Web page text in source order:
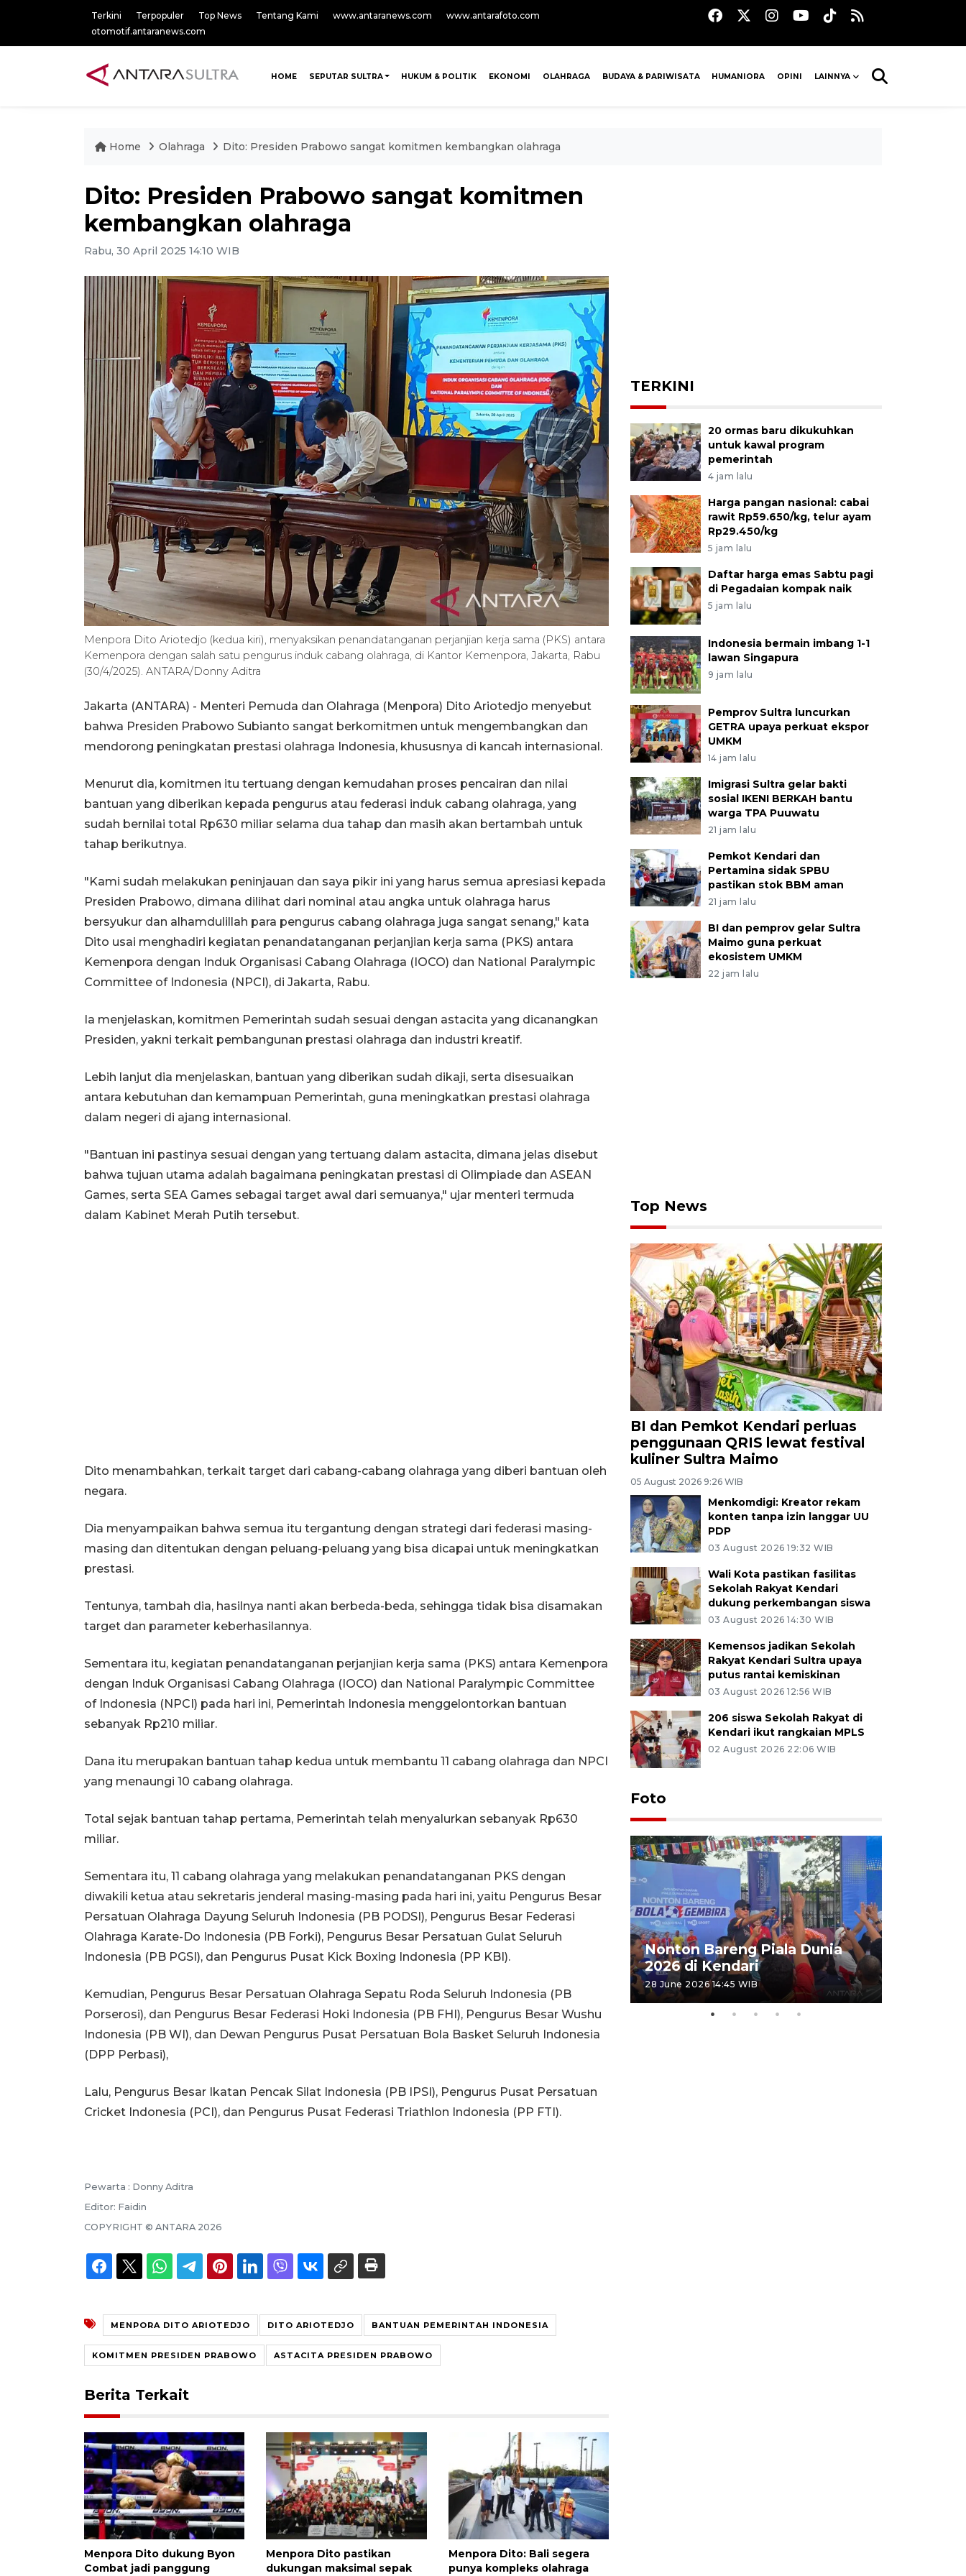
Terkini Terpopuler Top News Tentang Kami www.antaranews.com
www.antarafoto.com
otomotif.antaranews.com
HOME SEPUTAR SULTRA HUKUM & POLITIK EKONOMI OLAHRAGA BUDAYA & PARIWISATA HUMANIORA OPINI LAINNYA
Home Olahraga Dito: Presiden Prabowo sangat komitmen kembangkan olahraga
Dito: Presiden Prabowo sangat komitmen
kembangkan olahraga
Rabu, 30 April 2025 14:10 WIB
Menpora Dito Ariotedjo (kedua kiri), menyaksikan penandatanganan perjanjian kerja sama (PKS) antara
Kemenpora dengan salah satu pengurus induk cabang olahraga, di Kantor Kemenpora, Jakarta, Rabu
(30/4/2025). ANTARA/Donny Aditra
Jakarta (ANTARA) - Menteri Pemuda dan Olahraga (Menpora) Dito Ariotedjo menyebut
bahwa Presiden Prabowo Subianto sangat berkomitmen untuk mengembangkan dan
mendorong peningkatan prestasi olahraga Indonesia, khususnya di kancah internasional.
Menurut dia, komitmen itu tertuang dengan kemudahan proses pencairan dan nilai
bantuan yang diberikan kepada pengurus atau federasi induk cabang olahraga, yang
sudah bernilai total Rp630 miliar selama dua tahap dan masih akan bertambah untuk
tahap berikutnya.
"Kami sudah melakukan peninjauan dan saya pikir ini yang harus semua apresiasi kepada
Presiden Prabowo, dimana dilihat dari nominal atau angka untuk olahraga harus
bersyukur dan alhamdulillah para pengurus cabang olahraga juga sangat senang," kata
Dito usai menghadiri kegiatan penandatanganan perjanjian kerja sama (PKS) antara
Kemenpora dengan Induk Organisasi Cabang Olahraga (IOCO) dan National Paralympic
Committee of Indonesia (NPCI), di Jakarta, Rabu.
Ia menjelaskan, komitmen Pemerintah sudah sesuai dengan astacita yang dicanangkan
Presiden, yakni terkait pembangunan prestasi olahraga dan industri kreatif.
Lebih lanjut dia menjelaskan, bantuan yang diberikan sudah dikaji, serta disesuaikan
antara kebutuhan dan kemampuan Pemerintah, guna meningkatkan prestasi olahraga
dalam negeri di ajang internasional.
"Bantuan ini pastinya sesuai dengan yang tertuang dalam astacita, dimana jelas disebut
bahwa tujuan utama adalah bagaimana peningkatan prestasi di Olimpiade dan ASEAN
Games, serta SEA Games sebagai target awal dari semuanya," ujar menteri termuda
dalam Kabinet Merah Putih tersebut.
Dito menambahkan, terkait target dari cabang-cabang olahraga yang diberi bantuan oleh
negara.
Dia menyampaikan bahwa semua itu tergantung dengan strategi dari federasi masing-
masing dan ditentukan dengan peluang-peluang yang bisa dicapai untuk meningkatkan
prestasi.
Tentunya, tambah dia, hasilnya nanti akan berbeda-beda, sehingga tidak bisa disamakan
target dan parameter keberhasilannya.
Sementara itu, kegiatan penandatanganan perjanjian kerja sama (PKS) antara Kemenpora
dengan Induk Organisasi Cabang Olahraga (IOCO) dan National Paralympic Committee
of Indonesia (NPCI) pada hari ini, Pemerintah Indonesia menggelontorkan bantuan
sebanyak Rp210 miliar.
Dana itu merupakan bantuan tahap kedua untuk membantu 11 cabang olahraga dan NPCI
yang menaungi 10 cabang olahraga.
Total sejak bantuan tahap pertama, Pemerintah telah menyalurkan sebanyak Rp630
miliar.
Sementara itu, 11 cabang olahraga yang melakukan penandatanganan PKS dengan
diwakili ketua atau sekretaris jenderal masing-masing pada hari ini, yaitu Pengurus Besar
Persatuan Olahraga Dayung Seluruh Indonesia (PB PODSI), Pengurus Besar Federasi
Olahraga Karate-Do Indonesia (PB Forki), Pengurus Besar Persatuan Gulat Seluruh
Indonesia (PB PGSI), dan Pengurus Pusat Kick Boxing Indonesia (PP KBI).
Kemudian, Pengurus Besar Persatuan Olahraga Sepatu Roda Seluruh Indonesia (PB
Porserosi), dan Pengurus Besar Federasi Hoki Indonesia (PB FHI), Pengurus Besar Wushu
Indonesia (PB WI), dan Dewan Pengurus Pusat Persatuan Bola Basket Seluruh Indonesia
(DPP Perbasi),
Lalu, Pengurus Besar Ikatan Pencak Silat Indonesia (PB IPSI), Pengurus Pusat Persatuan
Cricket Indonesia (PCI), dan Pengurus Pusat Federasi Triathlon Indonesia (PP FTI).
Pewarta : Donny Aditra
Editor: Faidin
COPYRIGHT © ANTARA 2026
MENPORA DITO ARIOTEDJO DITO ARIOTEDJO BANTUAN PEMERINTAH INDONESIA
KOMITMEN PRESIDEN PRABOWO ASTACITA PRESIDEN PRABOWO
Berita Terkait
Menpora Dito dukung Byon
Combat jadi panggung
Menpora Dito pastikan
dukungan maksimal sepak
Menpora Dito: Bali segera
punya kompleks olahraga
TERKINI
20 ormas baru dikukuhkan
untuk kawal program
pemerintah
4 jam lalu
Harga pangan nasional: cabai
rawit Rp59.650/kg, telur ayam
Rp29.450/kg
5 jam lalu
Daftar harga emas Sabtu pagi
di Pegadaian kompak naik
5 jam lalu
Indonesia bermain imbang 1-1
lawan Singapura
9 jam lalu
Pemprov Sultra luncurkan
GETRA upaya perkuat ekspor
UMKM
14 jam lalu
Imigrasi Sultra gelar bakti
sosial IKENI BERKAH bantu
warga TPA Puuwatu
21 jam lalu
Pemkot Kendari dan
Pertamina sidak SPBU
pastikan stok BBM aman
21 jam lalu
BI dan pemprov gelar Sultra
Maimo guna perkuat
ekosistem UMKM
22 jam lalu
Top News
BI dan Pemkot Kendari perluas
penggunaan QRIS lewat festival
kuliner Sultra Maimo
05 August 2026 9:26 WIB
Menkomdigi: Kreator rekam
konten tanpa izin langgar UU
PDP
03 August 2026 19:32 WIB
Wali Kota pastikan fasilitas
Sekolah Rakyat Kendari
dukung perkembangan siswa
03 August 2026 14:30 WIB
Kemensos jadikan Sekolah
Rakyat Kendari Sultra upaya
putus rantai kemiskinan
03 August 2026 12:56 WIB
206 siswa Sekolah Rakyat di
Kendari ikut rangkaian MPLS
02 August 2026 22:06 WIB
Foto
Kecelakaan kereta api di
Bekasi Timur
Nonton Bareng Piala Dunia
2026 di Kendari
28 June 2026 14:45 WIB